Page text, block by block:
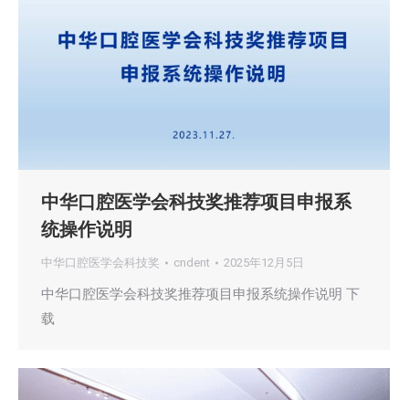
中华口腔医学会科技奖推荐项目申报系
统操作说明
中华口腔医学会科技奖 cndent 2025年12月5日
中华口腔医学会科技奖推荐项目申报系统操作说明 下
载